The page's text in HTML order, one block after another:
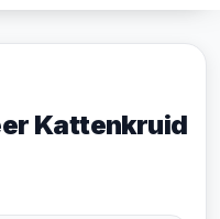
Kattenkruid